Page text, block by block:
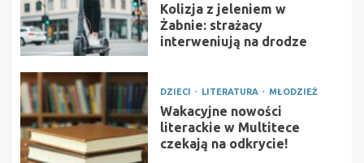
Kolizja z jeleniem w
Żabnie: strażacy
interweniują na drodze
DZIECI LITERATURA MŁODZIEŻ
Wakacyjne nowości
literackie w Multitece
czekają na odkrycie!